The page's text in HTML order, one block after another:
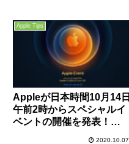
Apple Tips
Appleが日本時間10月14日
午前2時からスペシャルイ
ベントの開催を発表！
2020.10.07